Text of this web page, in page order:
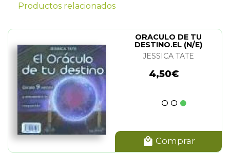
Productos relacionados
ORACULO DE TU
DESTINO.EL (N/E)
JESSICA TATE
4,50€
Comprar